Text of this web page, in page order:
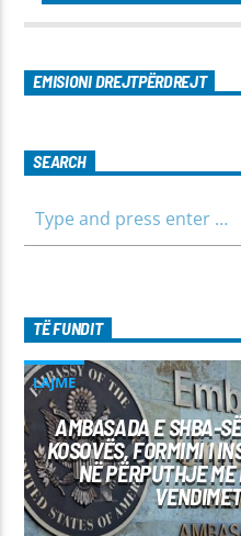
EMISIONI DREJTPËRDREJT
SEARCH
TË FUNDIT
LAJME
AMBASADA E SHBA-
KOSOVËS, FORMIMI I
NË PËRPUTHJE